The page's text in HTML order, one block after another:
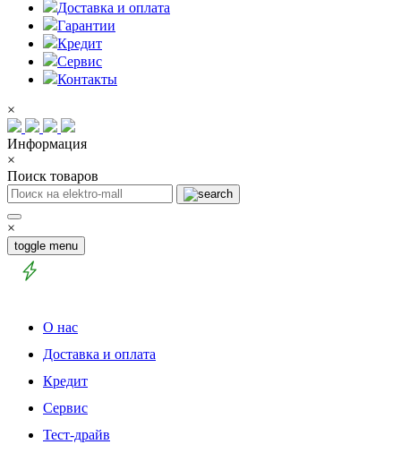
Доставка и оплата
Гарантии
Кредит
Сервис
Контакты
×
Информация
×
Поиск товаров
×
toggle menu
О нас
Доставка и оплата
Кредит
Сервис
Тест-драйв